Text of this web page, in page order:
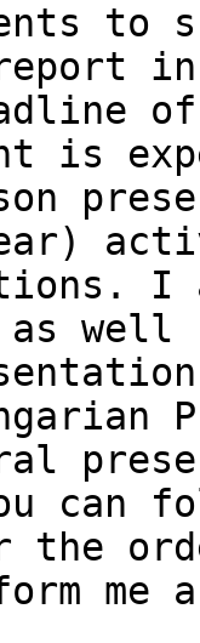
to
of
is
I
well
can
the
me